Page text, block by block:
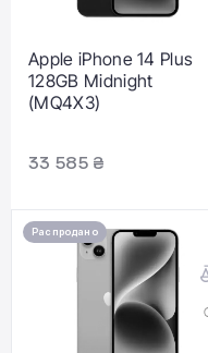
Apple iPhone 14 Plus
128GB Midnight
(MQ4X3)
33 585 ₴
Распродано